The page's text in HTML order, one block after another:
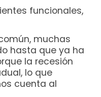
funcionales,
muchas
hasta que ya ha
la recesión
lo que
cuenta al